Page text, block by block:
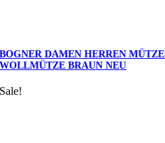
BOGNER DAMEN HERREN
WOLLMÜTZE BRAUN NEU
Sale!